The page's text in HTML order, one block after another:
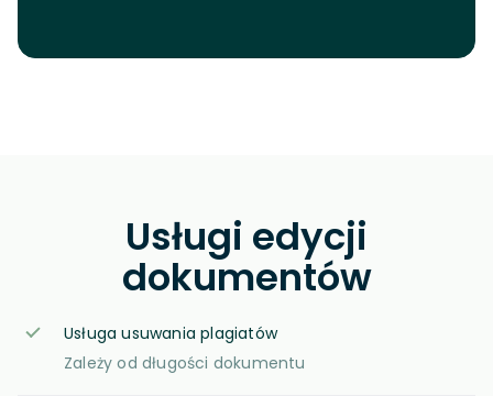
Usługi edycji
dokumentów
Usługa usuwania plagiatów
Zależy od długości dokumentu